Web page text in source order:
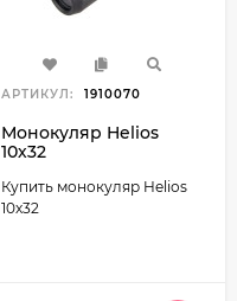
АРТИКУЛ: 1910070
Монокуляр Helios
10х32
Купить монокуляр Helios
10х32